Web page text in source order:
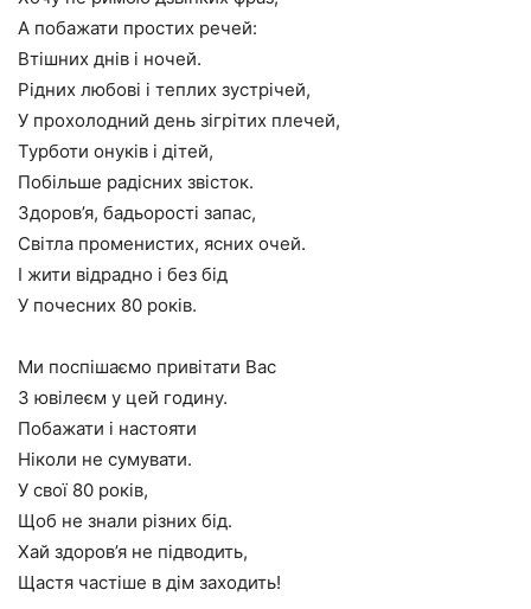
А побажати простих речей:
Втішних днів і ночей.
Рідних любові і теплих зустрічей,
У прохолодний день зігрітих плечей,
Турботи онуків і дітей,
Побільше радісних звісток.
Здоров’я, бадьорості запас,
Світла променистих, ясних очей.
І жити відрадно і без бід
У почесних 80 років.
Ми поспішаємо привітати Вас
З ювілеєм у цей годину.
Побажати і настояти
Ніколи не сумувати.
У свої 80 років,
Щоб не знали різних бід.
Хай здоров’я не підводить,
Щастя частіше в дім заходить!